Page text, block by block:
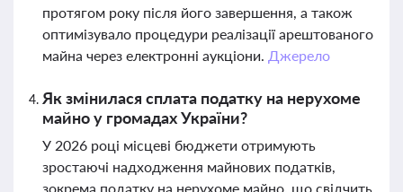
протягом року після його завершення, а також
оптимізувало процедури реалізації арештованого
майна через електронні аукціони. Джерело
Як змінилася сплата податку на нерухоме
майно у громадах України?
У 2026 році місцеві бюджети отримують
зростаючі надходження майнових податків,
зокрема податку на нерухоме майно, що свідчить